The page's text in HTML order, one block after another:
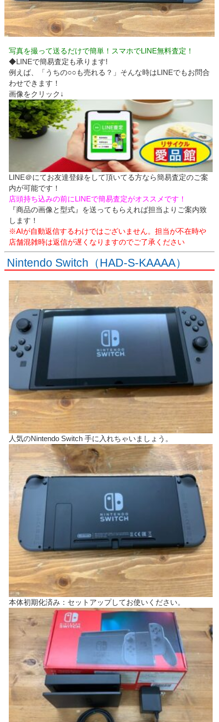
写真を撮って送るだけで簡単！スマホでLINE無料査定！
◆LINEで簡易査定も承ります!
例えば、「うちの○○も売れる？」そんな時はLINEでもお問合
わせできます！
画像をクリック↓
LINE＠にてお友達登録をして頂いてる方なら簡易査定のご案
内が可能です！
店頭持ち込みの前にLINEで簡易査定がオススメです！
『商品の画像と型式』を送ってもらえれば担当よりご案内致
します！
※AIが自動返信するわけではございません。担当が不在時や
店舗混雑時は返信が遅くなりますのでご了承ください
Nintendo Switch（HAD-S-KAAAA）
人気のNintendo Switch 手に入れちゃいましょう。
本体初期化済み：セットアップしてお使いください。